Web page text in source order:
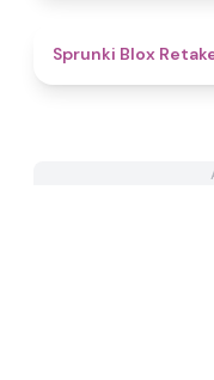
Sprunki Blox